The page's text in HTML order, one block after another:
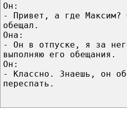
Он:
- Привет, а где Максим?
обещал.
Она:
- Он в отпуске, я за
выполняю его обещания.
Он:
- Классно. Знаешь, он
переспать.